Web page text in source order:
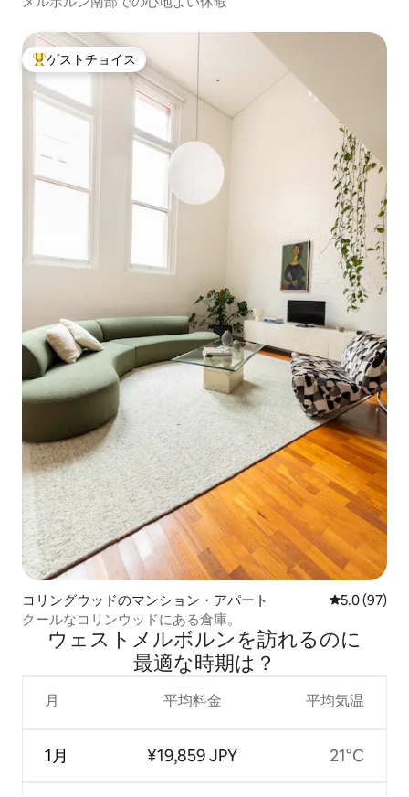
大好評のゲストチョイスです。
ゲストチョイス
コリングウッドのマンション・アパート レビュー97
5.0 (97)
クールなコリンウッドにある倉庫。
ウェストメルボルンを訪⁠れ⁠るの⁠に
最⁠適⁠な時⁠期⁠は⁠？
月
1月
平均料金
¥19,859 JPY
平均気温
21°C